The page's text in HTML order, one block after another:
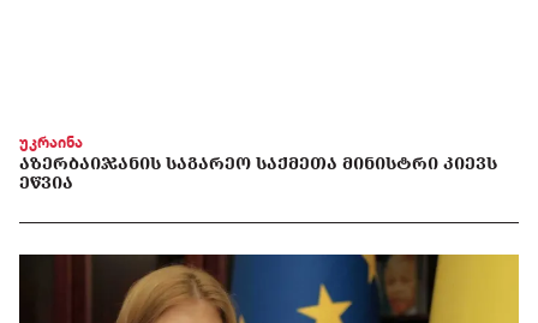
უკრაინა
ᲐᲖᲔᲠᲑᲐᲘᲯᲐᲜᲘᲡ ᲡᲐᲒᲐᲠᲔᲝ ᲡᲐᲥᲛᲔᲗᲐ ᲛᲘᲜᲘᲡᲢᲠᲘ ᲙᲘᲔᲕᲡ
ᲔᲬᲕᲘᲐ